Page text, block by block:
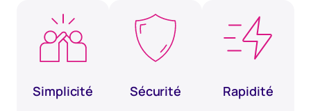
Simplicité Sécurité Rapidité